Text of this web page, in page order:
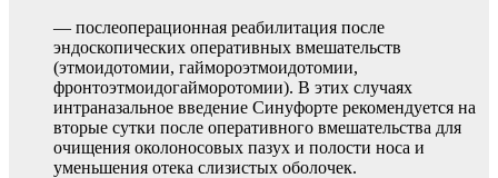
— послеоперационная реабилитация после
эндоскопических оперативных вмешательств
(этмоидотомии, гаймороэтмоидотомии,
фронтоэтмоидогайморотомии). В этих случаях
интраназальное введение Синуфорте рекомендуется на
вторые сутки после оперативного вмешательства для
очищения околоносовых пазух и полости носа и
уменьшения отека слизистых оболочек.